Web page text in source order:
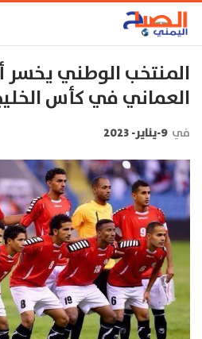
المنتخب الوطني يخسر
العماني في كأس
في 9-يناير- 2023